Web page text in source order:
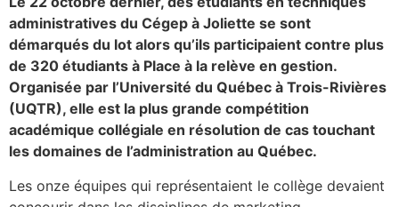
administratives du Cégep à Joliette se sont
démarqués du lot alors qu’ils participaient contre plus
de 320 étudiants à Place à la relève en gestion.
Organisée par l’Université du Québec à Trois-Rivières
(UQTR), elle est la plus grande compétition
académique collégiale en résolution de cas touchant
les domaines de l’administration au Québec.
Les onze équipes qui représentaient le collège devaient